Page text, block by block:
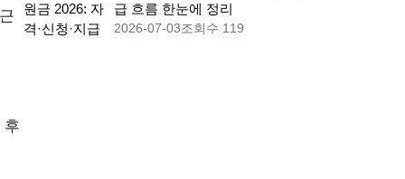
후
급 흐름 한눈에 정리
2026-07-03조회수 119